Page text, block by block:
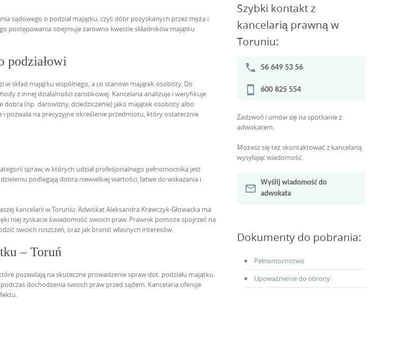
sądowego o podział majątku, czyli dóbr pozyskanych przez męża i
postępowania obejmuje zarówno kwestie składników majątku
podziałowi
skład majątku wspólnego, a co stanowi majątek osobisty. Do
z innej działalności zarobkowej. Kancelaria analizuje i weryfikuje
(np. darowizny, dziedziczenie) jako majątek osobisty albo
i pozwala na precyzyjne określenie przedmiotu, który ostatecznie
spraw, w których udział profesjonalnego pełnomocnika jest
podlegają dobra niewielkiej wartości, łatwe do wskazania i
kancelarii w Toruniu. Adwokat Aleksandra Krawczyk-Głowacka ma
niej zyskacie świadomość swoich praw. Prawnik pomoże spojrzeć na
swoich roszczeń, oraz jak bronić własnych interesów.
– Toruń
pozwalają na skuteczne prowadzenie spraw dot. podziału majątku.
dochodzenia swoich praw przed sądem. Kancelaria oferuje
Szybki kontakt z
kancelarią prawną w
Toruniu:
phone 56 649 53 56
stay_current_portrait 600 825 554
Zadzwoń i umów się na spotkanie z
adwokatem.
Możesz się też skontaktować z kancelarią
wysyłając wiadomość.
mail_outline
Wyślij wiadomość do
adwokata
Dokumenty do pobrania:
Pełnomocnictwo
Upoważnienie do obrony